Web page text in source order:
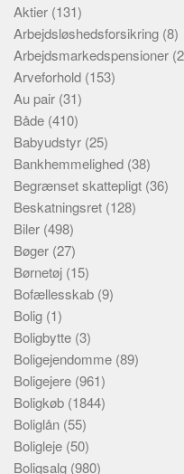
Aktier (131)
Arbejdsløshedsforsikring (8)
Arbejdsmarkedspensioner
Arveforhold (153)
Au pair (31)
Både (410)
Babyudstyr (25)
Bankhemmelighed (38)
Begrænset skattepligt (36)
Beskatningsret (128)
Biler (498)
Bøger (27)
Børnetøj (15)
Bofællesskab (9)
Bolig (1)
Boligbytte (3)
Boligejendomme (89)
Boligejere (961)
Boligkøb (1844)
Boliglån (55)
Boligleje (50)
Boligsalg (980)